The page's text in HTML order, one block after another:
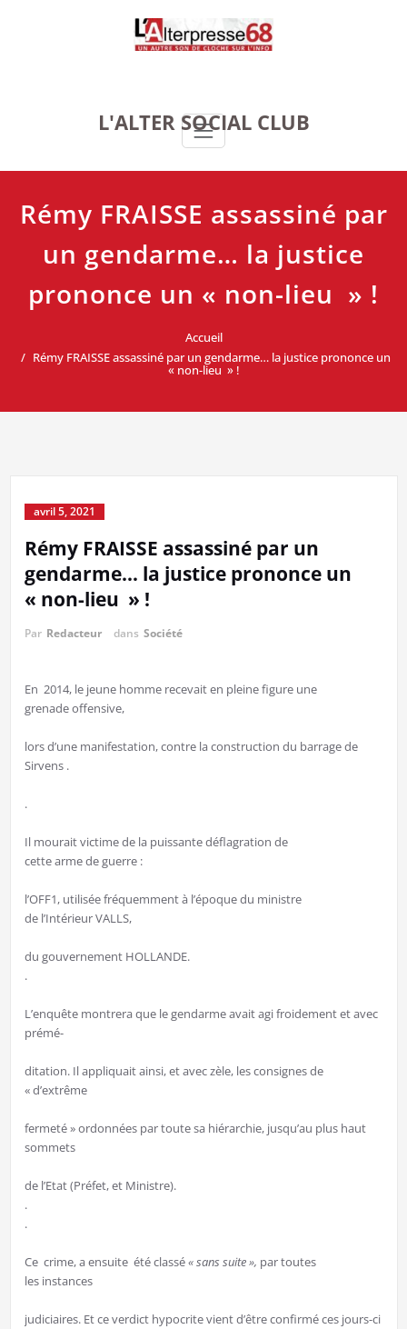
L'ALTER SOCIAL CLUB
Rémy FRAISSE assassiné par
un gendarme… la justice
prononce un « non-lieu » !
Accueil
Rémy FRAISSE assassiné par un gendarme… la justice prononce un
« non-lieu » !
avril 5, 2021
Rémy FRAISSE assassiné par un
gendarme… la justice prononce un
« non-lieu » !
Par Redacteur dans Société
En 2014, le jeune homme recevait en pleine figure une
grenade offensive,
lors d’une manifestation, contre la construction du barrage de
Sirvens .
.
Il mourait victime de la puissante déflagration de
cette arme de guerre :
l’OFF1, utilisée fréquemment à l’époque du ministre
de l’Intérieur VALLS,
du gouvernement HOLLANDE.
.
L’enquête montrera que le gendarme avait agi froidement et avec
prémé-
ditation. Il appliquait ainsi, et avec zèle, les consignes de
« d’extrême
fermeté » ordonnées par toute sa hiérarchie, jusqu’au plus haut
sommets
de l’Etat (Préfet, et Ministre).
.
.
Ce crime, a ensuite été classé« sans suite », par toutes
les instances
judiciaires. Et ce verdict hypocrite vient d’être confirmé ces jours-ci